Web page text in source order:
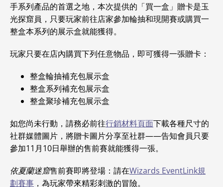
手系列產品的首選之地，本次提供的「買一盒」贈卡是玉
光探窟員，只要玩家前往店家參加輪抽和現開賽或購買一
整盒本系列的展示盒就能獲得。
玩家只要在店內購買下列任意物品，即可獲得一張贈卡：
整盒輪抽補充包展示盒
整盒系列補充包展示盒
整盒聚珍補充包展示盒
如您尚未行動，請務必前往行銷材料頁面下載各種尺寸的
社群媒體圖片，將贈卡圖片分享至社群——告知會員只要
參加11月10日舉辦的售前賽就能獲得一張。
依夏蘭迷窟售前賽即將登場：請在Wizards EventLink規
劃賽事 ，為玩家帶來精彩刺激的冒險。